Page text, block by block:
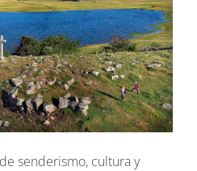
senderismo, cultura y